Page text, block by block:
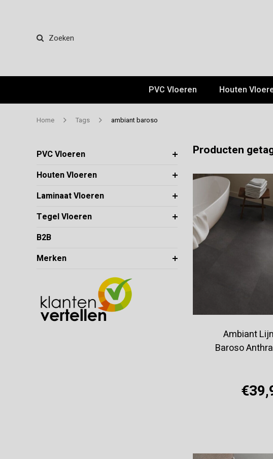
Zoeken
PVC Vloeren Houten
Home Tags ambiant baroso
PVC Vloeren
Houten Vloeren
Laminaat Vloeren
Tegel Vloeren
B2B
Merken
Producten
Ambiant
Baroso